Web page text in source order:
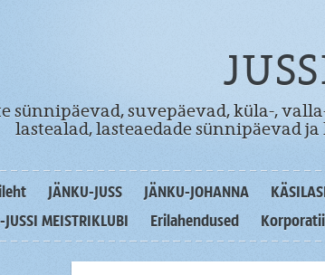
sünnipäevad, suvepäevad, küla-,
lastealad, lasteaedade sünnipäevad
JÄNKU-JUSS JÄNKU-JOHANNA
JUSSI MEISTRIKLUBI
Erilahendused